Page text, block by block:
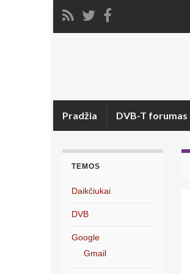
Pradžia DVB-T forumas
TEMOS
Daikčiukai
DVB
Google
Gmail